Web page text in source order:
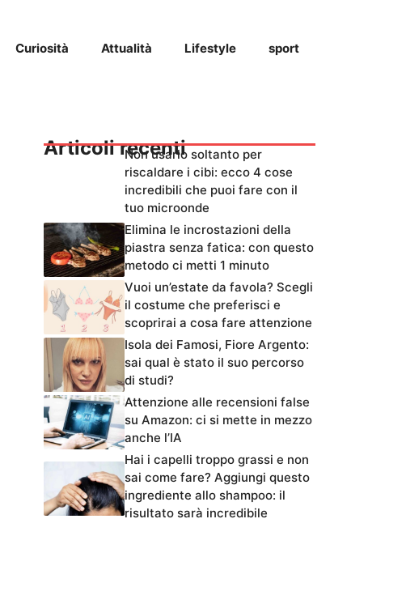
Curiosità Attualità Lifestyle sport
Articoli recentiNon usarlo soltanto per
riscaldare i cibi: ecco 4 cose
incredibili che puoi fare con il
tuo microonde
Elimina le incrostazioni della
piastra senza fatica: con questo
metodo ci metti 1 minuto
Vuoi un’estate da favola? Scegli
il costume che preferisci e
scoprirai a cosa fare attenzione
Isola dei Famosi, Fiore Argento:
sai qual è stato il suo percorso
di studi?
Attenzione alle recensioni false
su Amazon: ci si mette in mezzo
anche l’IA
Hai i capelli troppo grassi e non
sai come fare? Aggiungi questo
ingrediente allo shampoo: il
risultato sarà incredibile